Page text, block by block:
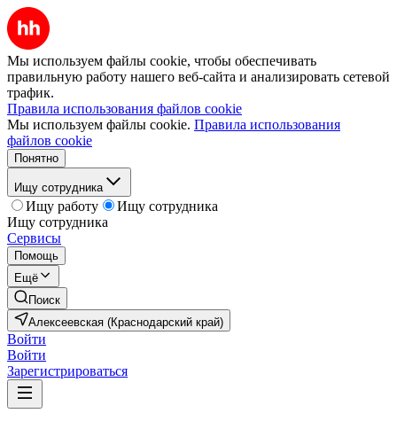
Мы используем файлы cookie, чтобы обеспечивать
правильную работу нашего веб-сайта и анализировать сетевой
трафик.
Правила использования файлов cookie
Мы используем файлы cookie. Правила использования
файлов cookie
Понятно
Ищу сотрудника
Ищу работу
Ищу сотрудника
Ищу сотрудника
Сервисы
Помощь
Ещё
Поиск
Алексеевская (Краснодарский край)
Войти
Войти
Зарегистрироваться